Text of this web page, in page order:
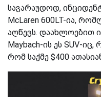
სავარაუდოდ,
McLaren 600LT-ია,
აღწევს. დაახლოებით
Maybach-ის ეს SUV-
რომ საქმე $400